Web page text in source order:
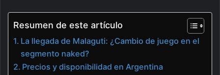
Resumen de este artículo
La llegada de Malaguti: ¿Cambio de juego en el
segmento naked?
Precios y disponibilidad en Argentina